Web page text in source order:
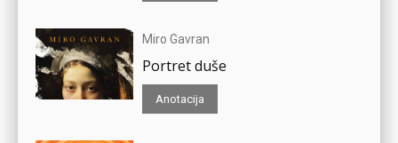
Miro Gavran
Portret duše
Anotacija